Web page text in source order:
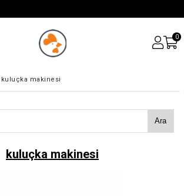
0
kuluçka makinesi
Ara
kuluçka makinesi